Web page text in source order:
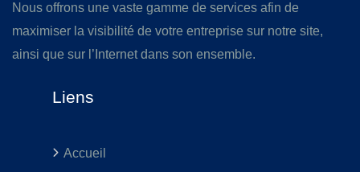
Nous offrons une vaste gamme de services afin de
maximiser la visibilité de votre entreprise sur notre site,
ainsi que sur l’Internet dans son ensemble.
Liens
Accueil